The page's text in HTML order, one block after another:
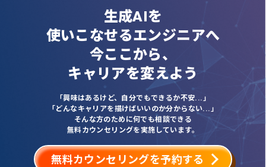
生成AIを
使いこなせるエンジニアへ
今ここから、
キャリアを変えよう
「興味はあるけど、自分でもできるか不安...」
「どんなキャリアを描けばいいのか分からない...」
そんな方のために何でも相談できる
無料カウンセリングを実施しています。
無料カウンセリングを予約する